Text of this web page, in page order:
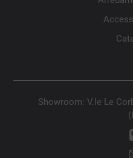
Showroom: V.le Le